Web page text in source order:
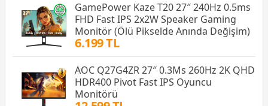
GamePower Kaze T20 27″ 240Hz 0.5ms
FHD Fast IPS 2x2W Speaker Gaming
Monitör (Ölü Pikselde Anında Değişim)
6.199 TL
AOC Q27G4ZR 27″ 0.3Ms 260Hz 2K QHD
HDR400 Pivot Fast IPS Oyuncu
Monitörü